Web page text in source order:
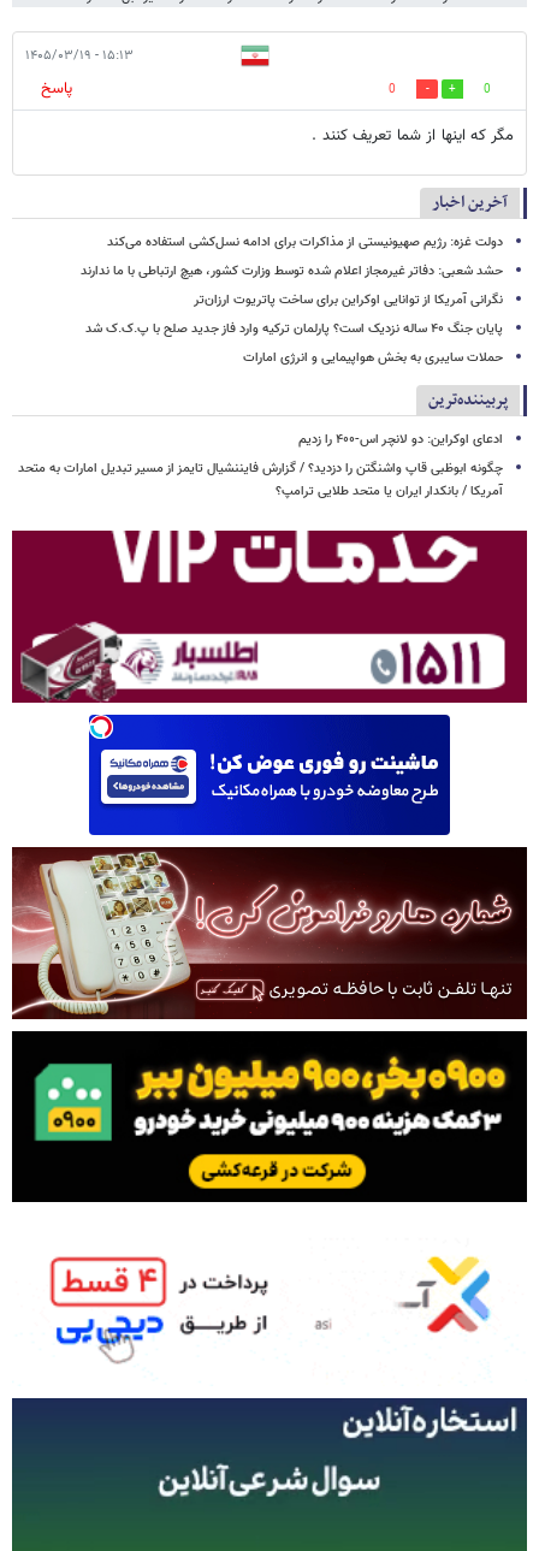
۱۵:۱۳ - ۱۴۰۵/۰۳/۱۹
0
0
پاسخ
مگر که اینها از شما تعریف کنند .
آخرین اخبار
دولت غزه: رژیم صهیونیستی از مذاکرات برای ادامه نسل‌کشی استفاده می‌کند
حشد شعبی: دفاتر غیرمجاز اعلام شده توسط وزارت کشور، هیچ ارتباطی با ما ندارند
نگرانی آمریکا از توانایی اوکراین برای ساخت پاتریوت ارزان‌تر
پایان جنگ ۴۰ ساله نزدیک است؟ پارلمان ترکیه وارد فاز جدید صلح با پ.ک.ک شد
حملات سایبری به بخش هواپیمایی و انرژی امارات
پربیننده‌ترین
ادعای اوکراین: دو لانچر اس-۴۰۰ را زدیم
چگونه ابوظبی قاپ واشنگتن را دزدید؟ / گزارش فایننشیال تایمز از مسیر تبدیل امارات به متحد
آمریکا / بانکدار ایران یا متحد طلایی ترامپ؟